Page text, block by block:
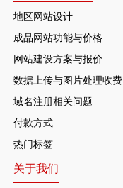
地区网站设计
成品网站功能与价格
网站建设方案与报价
数据上传与图片处理收费
域名注册相关问题
付款方式
热门标签
关于我们